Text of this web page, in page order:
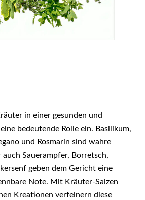
in einer gesunden und
bedeutende Rolle ein. Basilikum,
und Rosmarin sind wahre
Sauerampfer, Borretsch,
geben dem Gericht eine
Note. Mit Kräuter-Salzen
Kreationen verfeinern diese